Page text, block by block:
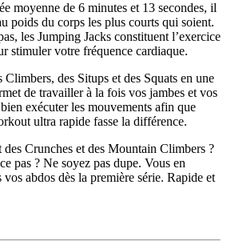
moyenne de 6 minutes et 13 secondes, il
poids du corps les plus courts qui soient.
les Jumping Jacks constituent l’exercice
stimuler votre fréquence cardiaque.
des Situps et des Squats en une
de travailler à la fois vos jambes et vos
exécuter les mouvements afin que
ultra rapide fasse la différence.
Crunches et des Mountain Climbers ?
pas ? Ne soyez pas dupe. Vous en
vos abdos dès la première série. Rapide et